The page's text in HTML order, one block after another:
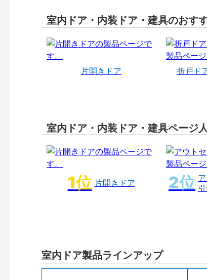
室内ドア・内装ドア・建具のおす
片開きドア 折戸ド
室内ドア・内装ドア・建具ページ
片開きドア
室内ドア製品ラインアップ